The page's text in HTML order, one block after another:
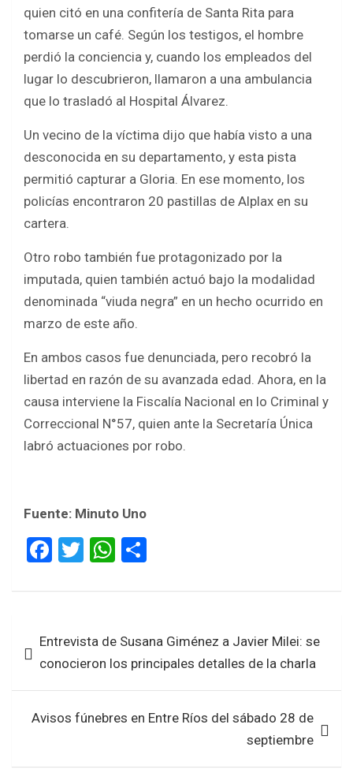
quien citó en una confitería de Santa Rita para
tomarse un café. Según los testigos, el hombre
perdió la conciencia y, cuando los empleados del
lugar lo descubrieron, llamaron a una ambulancia
que lo trasladó al Hospital Álvarez.
Un vecino de la víctima dijo que había visto a una
desconocida en su departamento, y esta pista
permitió capturar a Gloria. En ese momento, los
policías encontraron 20 pastillas de Alplax en su
cartera.
Otro robo también fue protagonizado por la
imputada, quien también actuó bajo la modalidad
denominada “viuda negra” en un hecho ocurrido en
marzo de este año.
En ambos casos fue denunciada, pero recobró la
libertad en razón de su avanzada edad. Ahora, en la
causa interviene la Fiscalía Nacional en lo Criminal y
Correccional N°57, quien ante la Secretaría Única
labró actuaciones por robo.
Fuente: Minuto Uno
F
ce
o
o
k
T
tt
W
at
A
p
p
ar
de Entrevista de Susana Giménez a Javier Milei: se
conocieron los principales detalles de la charla
Avisos fúnebres en Entre Ríos del sábado 28 de
septiembre